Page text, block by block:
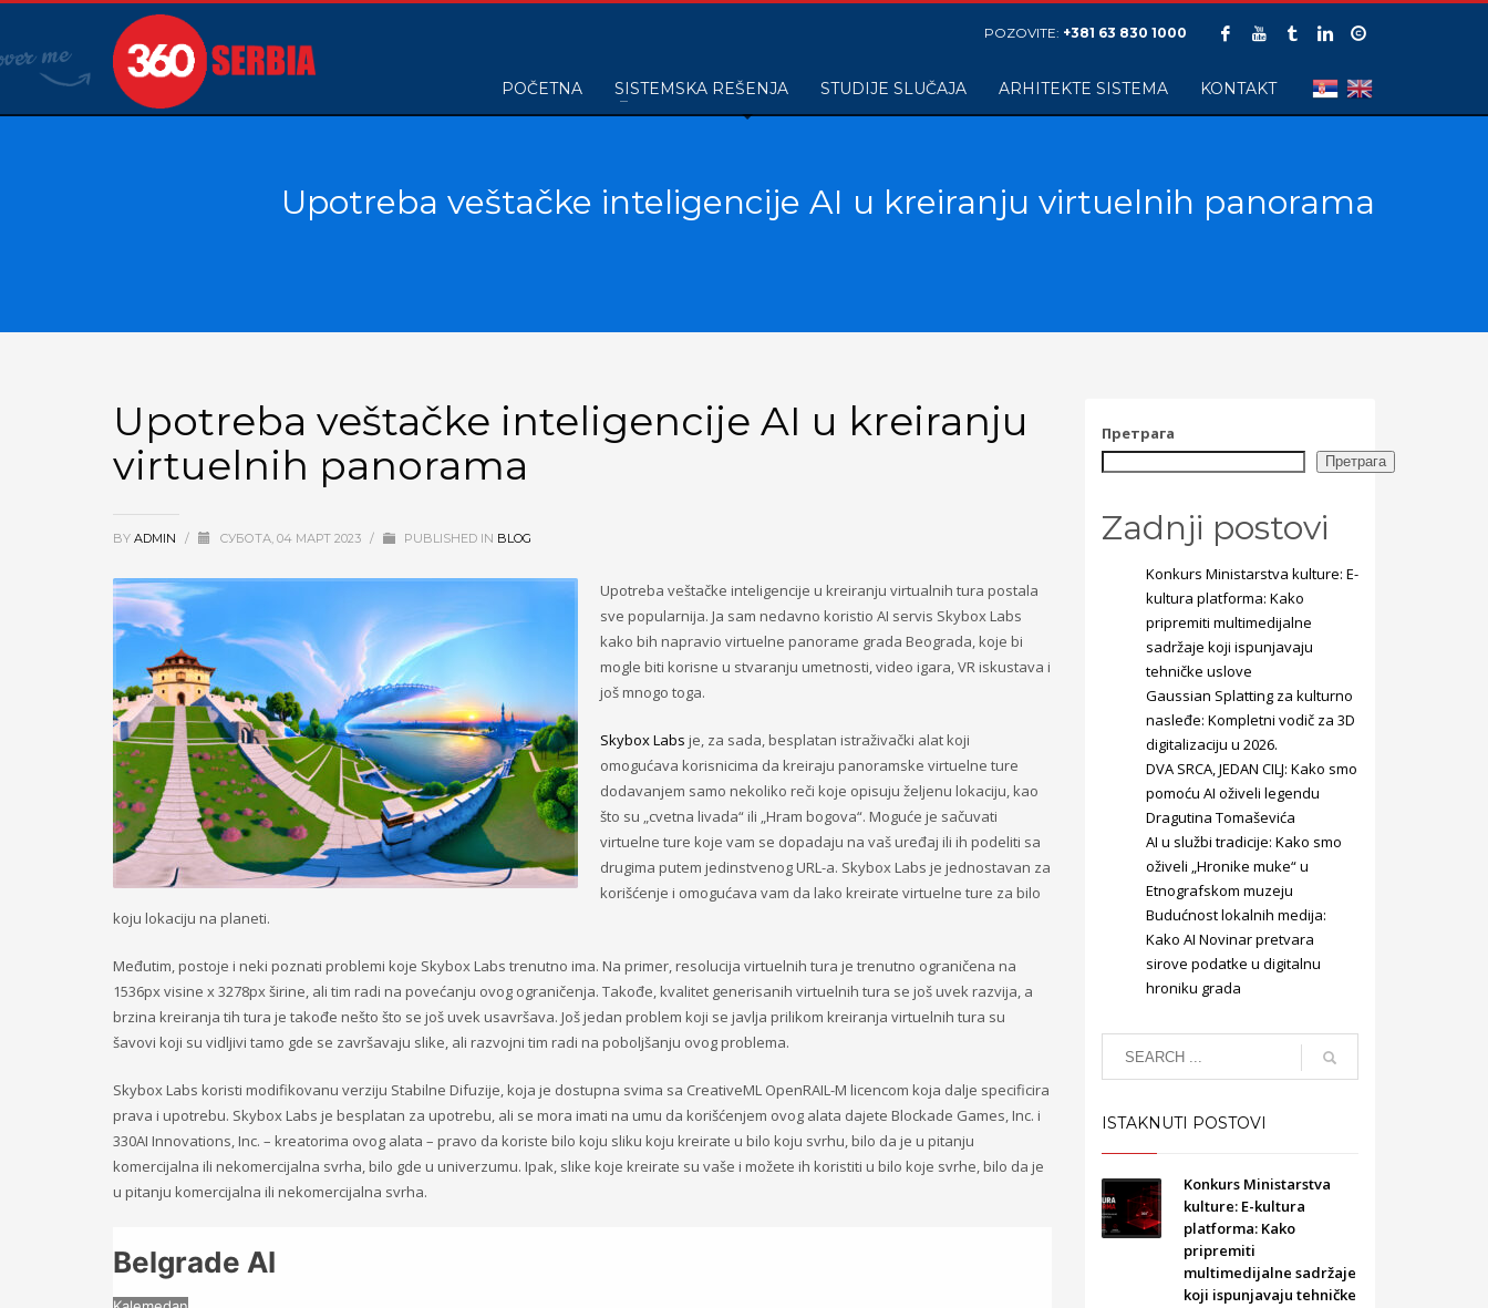
POZOVITE: +381 63 830 1000
POČETNA SISTEMSKA REŠENJA STUDIJE SLUČAJA ARHITEKTE SISTEMA KONTAKT
Upotreba veštačke inteligencije AI u kreiranju virtuelnih panorama
Upotreba veštačke inteligencije AI u kreiranju
virtuelnih panorama
BY ADMIN / СУБОТА, 04 МАРТ 2023 / PUBLISHED IN BLOG
Upotreba veštačke inteligencije u kreiranju virtualnih tura postala
sve popularnija. Ja sam nedavno koristio AI servis Skybox Labs
kako bih napravio virtuelne panorame grada Beograda, koje bi
mogle biti korisne u stvaranju umetnosti, video igara, VR iskustava i
još mnogo toga.
Skybox Labs je, za sada, besplatan istraživački alat koji
omogućava korisnicima da kreiraju panoramske virtuelne ture
dodavanjem samo nekoliko reči koje opisuju željenu lokaciju, kao
što su „cvetna livada“ ili „Hram bogova“. Moguće je sačuvati
virtuelne ture koje vam se dopadaju na vaš uređaj ili ih podeliti sa
drugima putem jedinstvenog URL-a. Skybox Labs je jednostavan za
korišćenje i omogućava vam da lako kreirate virtuelne ture za bilo
koju lokaciju na planeti.
Međutim, postoje i neki poznati problemi koje Skybox Labs trenutno ima. Na primer, resolucija virtuelnih tura je trenutno ograničena na
1536px visine x 3278px širine, ali tim radi na povećanju ovog ograničenja. Takođe, kvalitet generisanih virtuelnih tura se još uvek razvija, a
brzina kreiranja tih tura je takođe nešto što se još uvek usavršava. Još jedan problem koji se javlja prilikom kreiranja virtuelnih tura su
šavovi koji su vidljivi tamo gde se završavaju slike, ali razvojni tim radi na poboljšanju ovog problema.
Skybox Labs koristi modifikovanu verziju Stabilne Difuzije, koja je dostupna svima sa CreativeML OpenRAIL-M licencom koja dalje specificira
prava i upotrebu. Skybox Labs je besplatan za upotrebu, ali se mora imati na umu da korišćenjem ovog alata dajete Blockade Games, Inc. i
330AI Innovations, Inc. – kreatorima ovog alata – pravo da koriste bilo koju sliku koju kreirate u bilo koju svrhu, bilo da je u pitanju
komercijalna ili nekomercijalna svrha, bilo gde u univerzumu. Ipak, slike koje kreirate su vaše i možete ih koristiti u bilo koje svrhe, bilo da je
u pitanju komercijalna ili nekomercijalna svrha.
Претрага
Претрага
Zadnji postovi
Konkurs Ministarstva kulture: E-
kultura platforma: Kako
pripremiti multimedijalne
sadržaje koji ispunjavaju
tehničke uslove
Gaussian Splatting za kulturno
nasleđe: Kompletni vodič za 3D
digitalizaciju u 2026.
DVA SRCA, JEDAN CILJ: Kako smo
pomoću AI oživeli legendu
Dragutina Tomaševića
AI u službi tradicije: Kako smo
oživeli „Hronike muke“ u
Etnografskom muzeju
Budućnost lokalnih medija:
Kako AI Novinar pretvara
sirove podatke u digitalnu
hroniku grada
ISTAKNUTI POSTOVI
Konkurs Ministarstva
kulture: E-kultura
platforma: Kako
pripremiti
multimedijalne sadržaje
koji ispunjavaju tehničke